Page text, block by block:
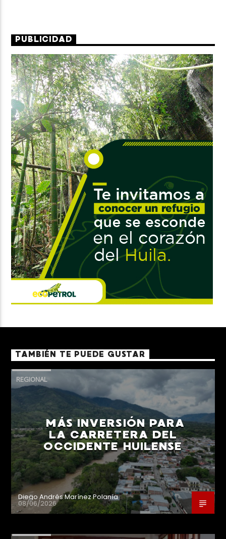
PUBLICIDAD
TAMBIÉN TE PUEDE GUSTAR
REGIONAL
MÁS INVERSIÓN PARA
LA CARRETERA DEL
OCCIDENTE HUILENSE
Diego Andrés Marínez Polanía
08/06/2026